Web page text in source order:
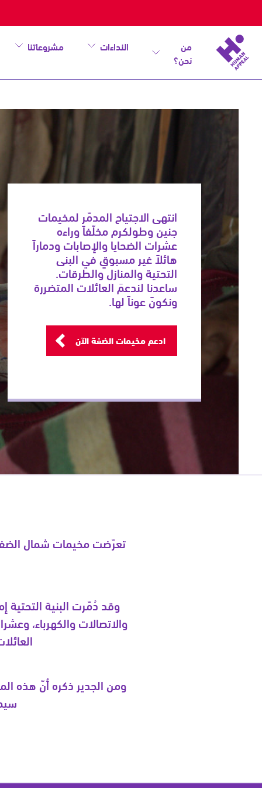
نداء
طوارئ
مخيمات
الضفة
من
نحن؟
النداءات مشروعاتنا
انتهى الاجتياح المدمّر لمخيمات
جنين وطولكرم مخلّفاً وراءه
عشرات الضحايا والإصابات ودماراً
هائلاً غير مسبوقٍ في البنى
التحتية والمنازل والطرقات.
ساعدنا لندعمَ العائلات المتضررة
ونكونَ عوناً لها.
ادعم مخيمات الضفة الآن
وقد دُمّرت البنية
والاتصالات والكهرباء،
ومن الجدير ذكره أنّ هذه